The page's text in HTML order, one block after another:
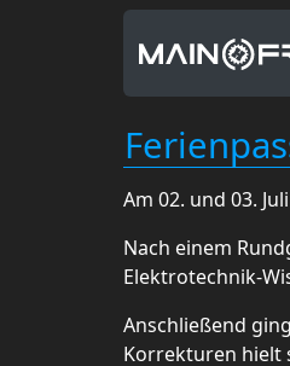
Am 02. und 03.
Nach einem
Elektrotechnik-
Anschließend
Korrekturen hielt